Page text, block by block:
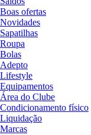
Boas ofertas
Novidades
Sapatilhas
Roupa
Bolas
Adepto
Lifestyle
Equipamentos
Área do Clube
Condicionamento físico
Liquidação
Marcas